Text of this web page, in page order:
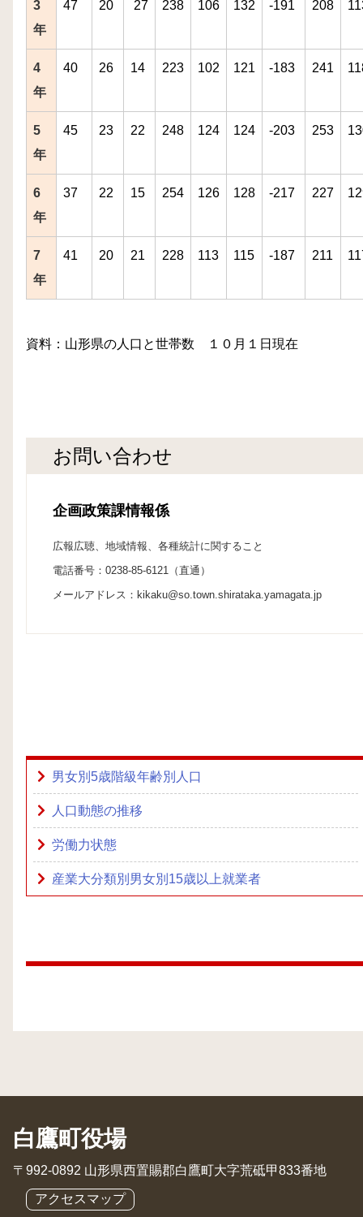
3
年
47 20 27 238 106 132 -191 208
4
年
40 26 14 223 102 121 -183 241
5
年
45 23 22 248 124 124 -203 253
6
年
37 22 15 254 126 128 -217 227
7
年
41 20 21 228 113 115 -187 211
資料：山形県の人口と世帯数 １０月１日現在
お問い合わせ
企画政策課情報係
広報広聴、地域情報、各種統計に関すること
電話番号：0238-85-6121（直通）
メールアドレス：kikaku@so.town.shirataka.yamagata.jp
男女別5歳階級年齢別人口
人口動態の推移
労働力状態
産業大分類別男女別15歳以上就業者
白鷹町役場
〒992-0892 山形県西置賜郡白鷹町大字荒砥甲833番地
アクセスマップ